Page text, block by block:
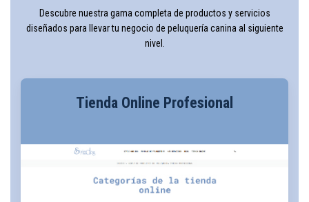
Descubre nuestra gama completa de productos y servicios
diseñados para llevar tu negocio de peluquería canina al siguiente
nivel.
Tienda Online Profesional